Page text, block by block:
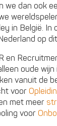
we dan ook
in België. In
op
en
oude
vanuit de
voor
met meer
voor